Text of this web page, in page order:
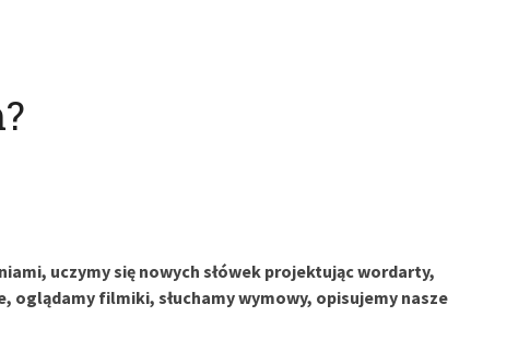
uczymy się nowych słówek projektując wordarty,
filmiki, słuchamy wymowy, opisujemy nasze